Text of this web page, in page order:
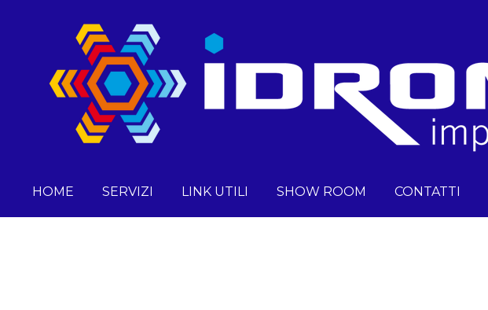
principale
HOME SERVIZI LINK UTILI SHOW ROOM CONTATTI